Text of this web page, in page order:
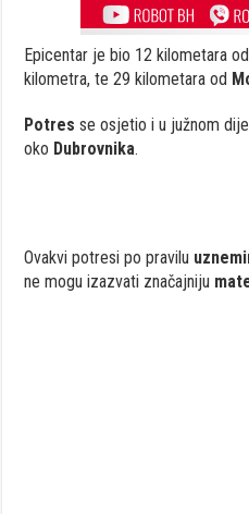
Epicentar je bio 12 kilometara od
kilometra, te 29 kilometara od
Potres se osjetio i u južnom
oko Dubrovnika.
Ovakvi potresi po pravilu
ne mogu izazvati značajniju